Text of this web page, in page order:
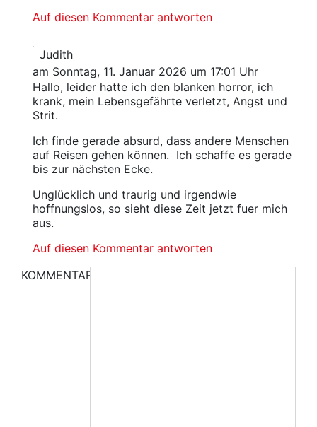
Auf diesen Kommentar antworten
Judith
am Sonntag, 11. Januar 2026 um 17:01 Uhr
Hallo, leider hatte ich den blanken horror, ich
krank, mein Lebensgefährte verletzt, Angst und
Strit.
Ich finde gerade absurd, dass andere Menschen
auf Reisen gehen können. Ich schaffe es gerade
bis zur nächsten Ecke.
Unglücklich und traurig und irgendwie
hoffnungslos, so sieht diese Zeit jetzt fuer mich
aus.
Auf diesen Kommentar antworten
KOMMENTAR